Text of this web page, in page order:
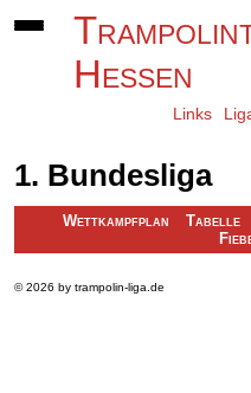
Hessen
Links
1. Bundesliga
Wettkampfplan Tabelle
© 2026 by trampolin-liga.de